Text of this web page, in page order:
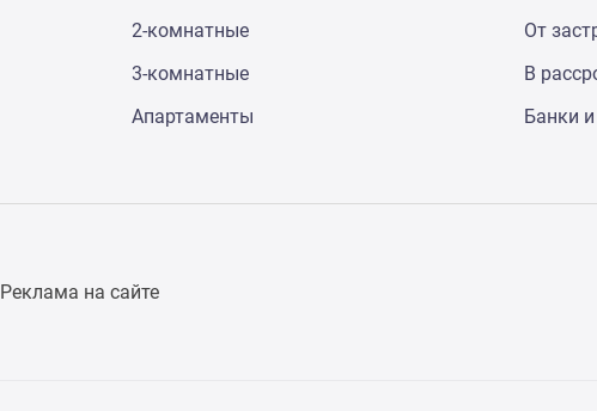
2-комнатные
3-комнатные
Апартаменты
От
В
Банки
Реклама на сайте